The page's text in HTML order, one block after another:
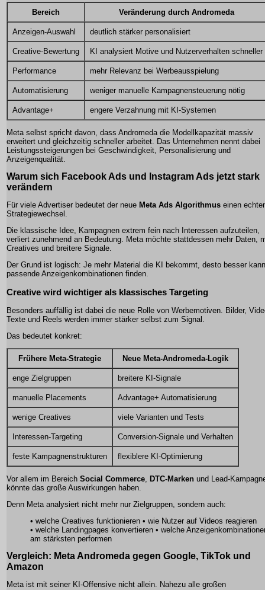
Bereich Veränderung durch Andromeda
Anzeigen-Auswahl deutlich stärker personalisiert
Creative-Bewertung KI analysiert Motive und Nutzerverhalten schneller
Performance mehr Relevanz bei Werbeausspielung
Automatisierung weniger manuelle Kampagnensteuerung nötig
Advantage+ engere Verzahnung mit KI-Systemen
Meta selbst spricht davon, dass Andromeda die Modellkapazität massiv
erweitert und gleichzeitig schneller arbeitet. Das Unternehmen nennt dabei
Leistungssteigerungen bei Geschwindigkeit, Personalisierung und
Anzeigenqualität.
Warum sich Facebook Ads und Instagram Ads jetzt stark
verändern
Für viele Advertiser bedeutet der neue Meta Ads Algorithmus einen
Strategiewechsel.
Die klassische Idee, Kampagnen extrem fein nach Interessen aufzuteilen,
verliert zunehmend an Bedeutung. Meta möchte stattdessen mehr Daten,
Creatives und breitere Signale.
Der Grund ist logisch: Je mehr Material die KI bekommt, desto besser
passende Anzeigenkombinationen finden.
Creative wird wichtiger als klassisches Targeting
Besonders auffällig ist dabei die neue Rolle von Werbemotiven. Bilder,
Texte und Reels werden immer stärker selbst zum Signal.
Das bedeutet konkret:
Frühere Meta-Strategie Neue Meta-Andromeda-Logik
enge Zielgruppen breitere KI-Signale
manuelle Placements Advantage+ Automatisierung
wenige Creatives viele Varianten und Tests
Interessen-Targeting Conversion-Signale und Verhalten
feste Kampagnenstrukturen flexiblere KI-Optimierung
Vor allem im Bereich Social Commerce, DTC-Marken und Lead-
könnte das große Auswirkungen haben.
Denn Meta analysiert nicht mehr nur Zielgruppen, sondern auch:
• welche Creatives funktionieren • wie Nutzer auf Videos reagieren
• welche Landingpages konvertieren • welche
am stärksten performen
Vergleich: Meta Andromeda gegen Google, TikTok und
Amazon
Meta ist mit seiner KI-Offensive nicht allein. Nahezu alle großen